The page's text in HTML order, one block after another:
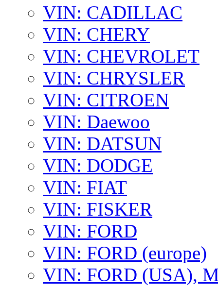
VIN: CADILLAC
VIN: CHERY
VIN: CHEVROLET
VIN: CHRYSLER
VIN: CITROEN
VIN: Daewoo
VIN: DATSUN
VIN: DODGE
VIN: FIAT
VIN: FISKER
VIN: FORD
VIN: FORD (europe)
VIN: FORD (USA),